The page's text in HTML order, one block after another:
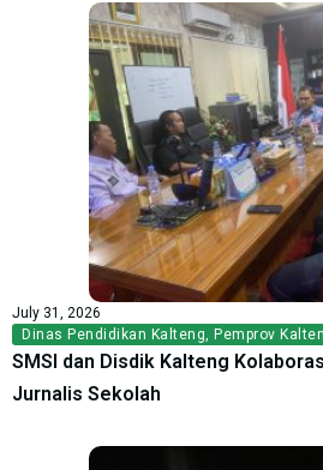
July 31, 2026
Dinas Pendidikan Kalteng, Pemprov
SMSI dan Disdik Kalteng
Jurnalis Sekolah